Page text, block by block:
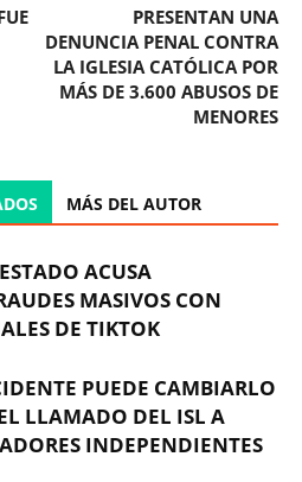
PRESENTAN UNA
DENUNCIA PENAL CONTRA
LA IGLESIA CATÓLICA POR
MÁS DE 3.600 ABUSOS DE
MENORES
MÁS DEL AUTOR
ACUSA
MASIVOS CON
DE TIKTOK
PUEDE CAMBIARLO
LLAMADO DEL ISL A
INDEPENDIENTES